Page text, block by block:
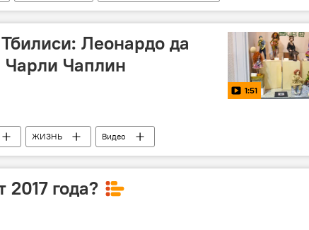
(ГНФАР)
Золотовалютные резервы
Леонардо да
Чаплин
1:51
ЖИЗНЬ Видео
года?